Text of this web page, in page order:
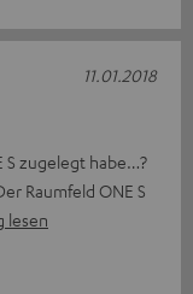
S zugelegt habe…?
Raumfeld ONE S
lesen
11.01.2018